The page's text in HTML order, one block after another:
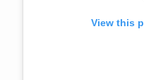
View this